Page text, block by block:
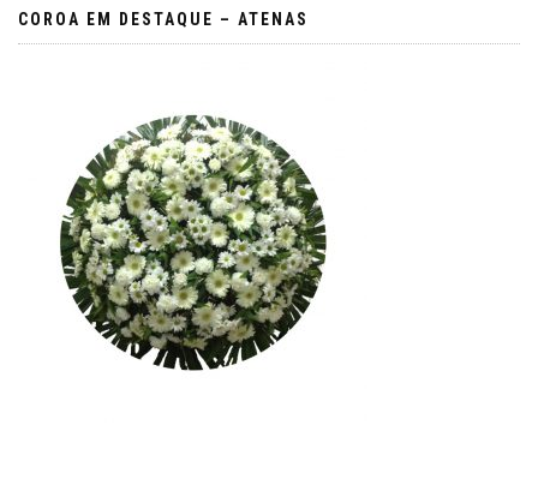
COROA EM DESTAQUE – ATENAS